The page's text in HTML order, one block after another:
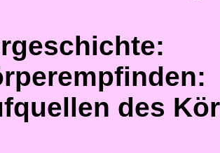
des